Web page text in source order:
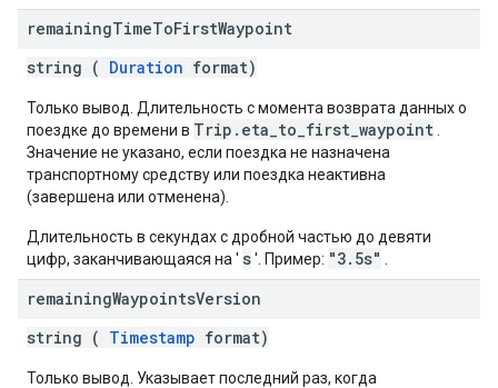
remainingTimeToFirstWaypoint
string ( Duration format)
Только вывод. Длительность с момента возврата данных о
поездке до времени в Trip.eta_to_first_waypoint
Значение не указано, если поездка не назначена
транспортному средству или поездка неактивна
(завершена или отменена).
Длительность в секундах с дробной частью до девяти
цифр, заканчивающаяся на ' s'. Пример: "3.5s"
remainingWaypointsVersion
string ( Timestamp format)
Только вывод. Указывает последний раз, когда